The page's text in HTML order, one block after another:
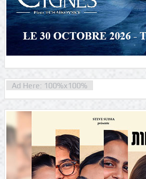
Ad Here: 100%x100%